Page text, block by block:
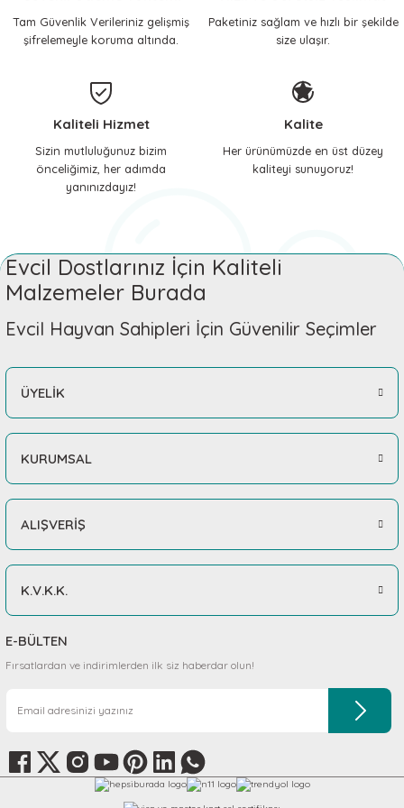
ve Soğutucu Matlar
Tam Güvenlik Verileriniz gelişmiş
şifrelemeyle koruma altında.
Paketiniz sağlam ve hızlı bir şekilde
size ulaşır.
Kaliteli Hizmet
Sizin mutluluğunuz bizim
önceliğimiz, her adımda
yanınızdayız!
Kalite
Her ürünümüzde en üst düzey
kaliteyi sunuyoruz!
Evcil Dostlarınız İçin Kaliteli
Malzemeler Burada
Evcil Hayvan Sahipleri İçin Güvenilir Seçimler
ÜYELİK
KURUMSAL
ALIŞVERİŞ
K.V.K.K.
E-BÜLTEN
Fırsatlardan ve indirimlerden ilk siz haberdar olun!